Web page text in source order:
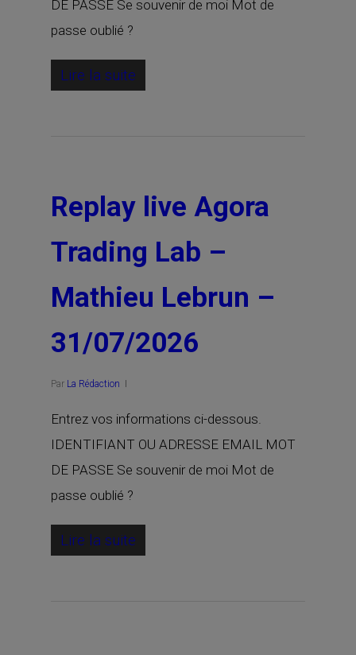
DE PASSE Se souvenir de moi Mot de
passe oublié ?
Lire la suite
Replay live Agora
Trading Lab –
Mathieu Lebrun –
31/07/2026
Par La Rédaction
Entrez vos informations ci-dessous.
IDENTIFIANT OU ADRESSE EMAIL MOT
DE PASSE Se souvenir de moi Mot de
passe oublié ?
Lire la suite